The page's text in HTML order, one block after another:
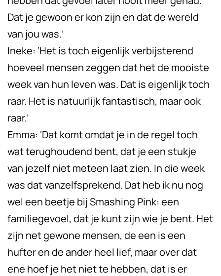
Dat je gewoon er kon zijn en dat de wereld
van jou was.’
Ineke: ‘Het is toch eigenlijk verbijsterend
hoeveel mensen zeggen dat het de mooiste
week van hun leven was. Dat is eigenlijk toch
raar. Het is natuurlijk fantastisch, maar ook
raar.’
Emma: ‘Dat komt omdat je in de regel toch
wat terughoudend bent, dat je een stukje
van jezelf niet meteen laat zien. In die week
was dat vanzelfsprekend. Dat heb ik nu nog
wel een beetje bij Smashing Pink: een
familiegevoel, dat je kunt zijn wie je bent. Het
zijn net gewone mensen, de een is een
hufter en de ander heel lief, maar over dat
ene hoef je het niet te hebben, dat is er